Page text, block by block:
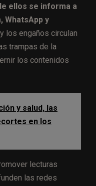
ellos se informa a
WhatsApp y
los engaños circulan
trampas de la
los contenidos
y salud, las
en los
lecturas
las redes